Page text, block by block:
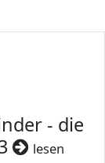
- die
lesen